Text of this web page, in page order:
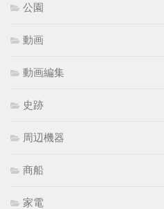
公園
動画
動画編集
史跡
周辺機器
商船
家電